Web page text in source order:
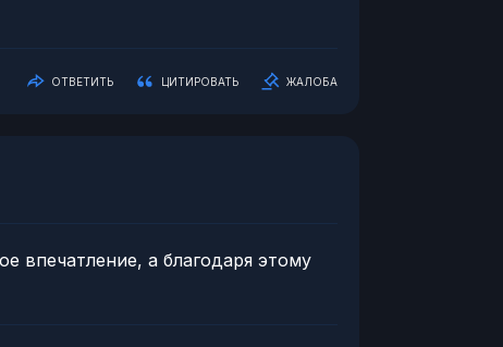
ОТВЕТИТЬ ЦИТИРОВАТЬ ЖАЛОБА
впечатление, а благодаря этому